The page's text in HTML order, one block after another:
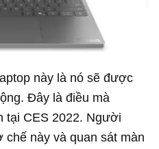
này là nó sẽ được
Đây là điều mà
tại CES 2022. Người
này và quan sát màn